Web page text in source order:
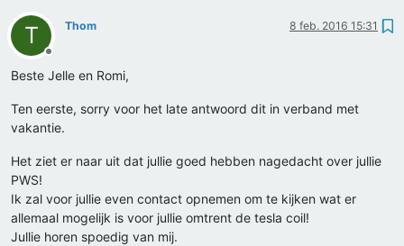
T
Offline
Thom 8 feb. 2016 15:31
Beste Jelle en Romi,
Ten eerste, sorry voor het late antwoord dit in verband met
vakantie.
Het ziet er naar uit dat jullie goed hebben nagedacht over jullie
PWS!
Ik zal voor jullie even contact opnemen om te kijken wat er
allemaal mogelijk is voor jullie omtrent de tesla coil!
Jullie horen spoedig van mij.